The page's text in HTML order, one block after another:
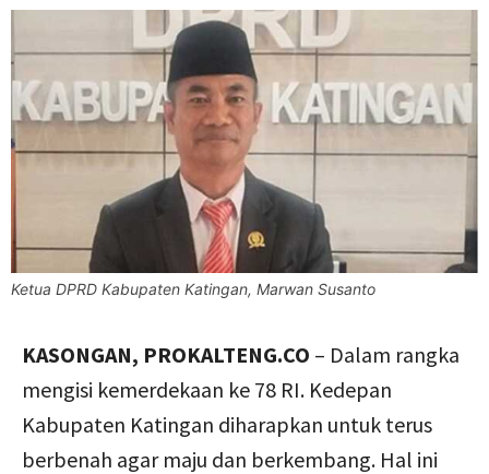
Ketua DPRD Kabupaten Katingan, Marwan Susanto
KASONGAN, PROKALTENG.CO – Dalam rangka
mengisi kemerdekaan ke 78 RI. Kedepan
Kabupaten Katingan diharapkan untuk terus
berbenah agar maju dan berkembang. Hal ini